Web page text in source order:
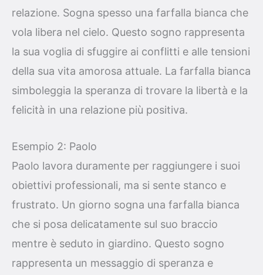
relazione. Sogna spesso una farfalla bianca che
vola libera nel cielo. Questo sogno rappresenta
la sua voglia di sfuggire ai conflitti e alle tensioni
della sua vita amorosa attuale. La farfalla bianca
simboleggia la speranza di trovare la libertà e la
felicità in una relazione più positiva.
Esempio 2: Paolo
Paolo lavora duramente per raggiungere i suoi
obiettivi professionali, ma si sente stanco e
frustrato. Un giorno sogna una farfalla bianca
che si posa delicatamente sul suo braccio
mentre è seduto in giardino. Questo sogno
rappresenta un messaggio di speranza e